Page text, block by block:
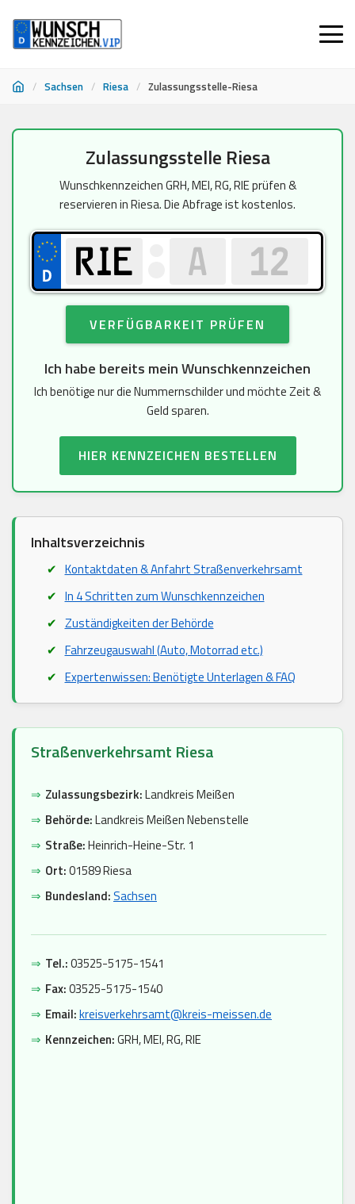
/ Sachsen / Riesa / Zulassungsstelle-Riesa
Zulassungsstelle Riesa
Wunschkennzeichen GRH, MEI, RG, RIE prüfen &
reservieren in Riesa. Die Abfrage ist kostenlos.
VERFÜGBARKEIT PRÜFEN
Ich habe bereits mein Wunschkennzeichen
Ich benötige nur die Nummernschilder und möchte Zeit &
Geld sparen.
HIER KENNZEICHEN BESTELLEN
Inhaltsverzeichnis
Kontaktdaten & Anfahrt Straßenverkehrsamt
In 4 Schritten zum Wunschkennzeichen
Zuständigkeiten der Behörde
Fahrzeugauswahl (Auto, Motorrad etc.)
Expertenwissen: Benötigte Unterlagen & FAQ
Straßenverkehrsamt Riesa
⇒ Zulassungsbezirk:Landkreis Meißen
⇒ Behörde:Landkreis Meißen Nebenstelle
⇒ Straße:Heinrich-Heine-Str. 1
⇒ Ort:01589 Riesa
⇒ Bundesland:Sachsen
⇒ Tel.:03525-5175-1541
⇒ Fax:03525-5175-1540
⇒ Email:kreisverkehrsamt@kreis-meissen.de
⇒ Kennzeichen:GRH, MEI, RG, RIE